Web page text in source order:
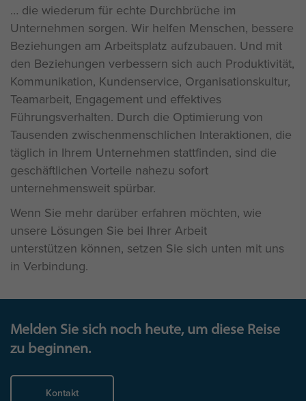
die wiederum für echte Durchbrüche im
Unternehmen sorgen. Wir helfen Menschen, bessere
Beziehungen am Arbeitsplatz aufzubauen. Und mit
den Beziehungen verbessern sich auch Produktivität,
Kommunikation, Kundenservice, Organisationskultur,
Teamarbeit, Engagement und effektives
Führungsverhalten. Durch die Optimierung von
Tausenden zwischenmenschlichen Interaktionen, die
täglich in Ihrem Unternehmen stattfinden, sind die
geschäftlichen Vorteile nahezu sofort
unternehmensweit spürbar.
Wenn Sie mehr darüber erfahren möchten, wie
unsere Lösungen Sie bei Ihrer Arbeit
unterstützen können, setzen Sie sich unten mit uns
in Verbindung.
Melden Sie sich noch heute, um diese Reise
zu beginnen.
Kontakt